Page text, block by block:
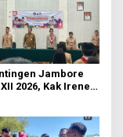
Jambore
2026, Kak Irene: